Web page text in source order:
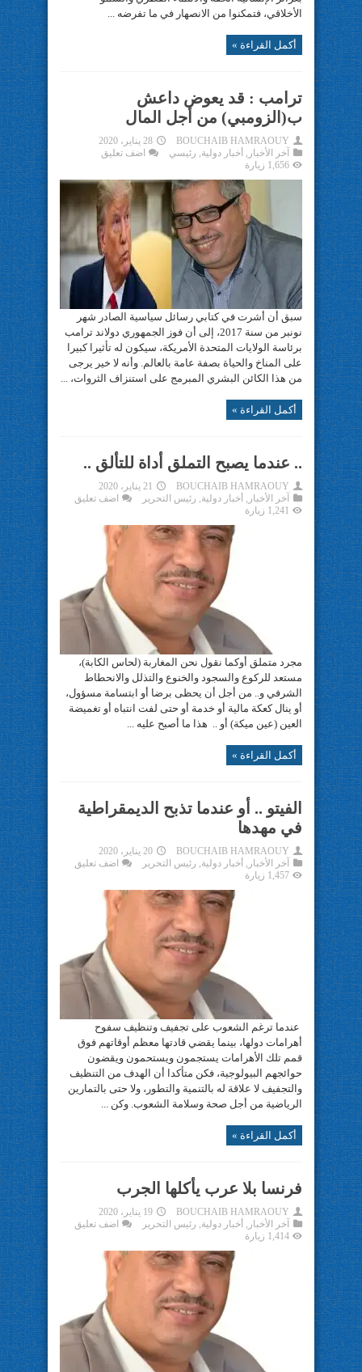
الأخلاقي، فتمكنوا من الانصهار في ما تفرضه ...
أكمل القراءة »
ترامب : قد يعوض داعش
ب(الزومبي) من أجل المال
BOUCHAIB HAMRAOUY
28 يناير، 2020
آخر الأخبار , أخبار دولية, رئيسي
اضف تعليق
1,656 زيارة
سبق أن أشرت في كتابي رسائل سياسية الصادر شهر
نونبر من سنة 2017، إلى أن فوز الجمهوري دولاند ترامب
برئاسة الولايات المتحدة الأمريكة، سيكون له تأثيرا كبيرا
على المناخ والحياة بصفة عامة بالعالم. وأنه لا خير يرجى
من هذا الكائن البشري المبرمج على استنزاف الثروات، ...
أكمل القراءة »
.. عندما يصبح التملق أداة للتألق ..
BOUCHAIB HAMRAOUY
21 يناير، 2020
آخر الأخبار , أخبار دولية, رئيس التحرير
اضف تعليق
1,241 زيارة
مجرد متملق أوكما نقول نحن المغاربة (لحاس الكابة)،
مستعد للركوع والسجود والخنوع والتذلل والانحطاط
الشرفي و.. من أجل أن يحظى برضا أو ابتسامة مسؤول،
أو ينال كعكة مالية أو خدمة أو حتى لفت انتباه أو تغميضة
العين (عين ميكة) أو .. هذا ما أصبح عليه ...
أكمل القراءة »
الفيتو .. أو عندما تذبح الديمقراطية
في مهدها
BOUCHAIB HAMRAOUY
20 يناير، 2020
آخر الأخبار , أخبار دولية, رئيس التحرير
اضف تعليق
1,457 زيارة
عندما ترغم الشعوب على تجفيف وتنظيف سفوح
أهرامات دولها، بينما يقضي قادتها معظم أوقاتهم فوق
قمم تلك الأهرامات يستجمون ويستحمون ويقضون
حوائجهم البيولوجية، فكن متأكدا أن الهدف من التنظيف
والتجفيف لا علاقة له بالتنمية والتطور، ولا حتى بالتمارين
الرياضية من أجل صحة وسلامة الشعوب. وكن ...
أكمل القراءة »
فرنسا بلا عرب يأكلها الجرب
BOUCHAIB HAMRAOUY
19 يناير، 2020
آخر الأخبار , أخبار دولية, رئيس التحرير
اضف تعليق
1,414 زيارة